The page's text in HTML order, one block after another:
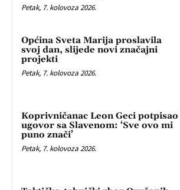
Petak, 7. kolovoza 2026.
Općina Sveta Marija proslavila
svoj dan, slijede novi značajni
projekti
Petak, 7. kolovoza 2026.
Koprivničanac Leon Geci potpisao
ugovor sa Slavenom: ‘Sve ovo mi
puno znači’
Petak, 7. kolovoza 2026.